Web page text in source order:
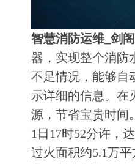
智慧消防运维_剑
器，实现整个消防
不足情况，能够自
示详细的信息。在
源，节省宝贵时间
1日17时52分许，
过火面积约5.1万